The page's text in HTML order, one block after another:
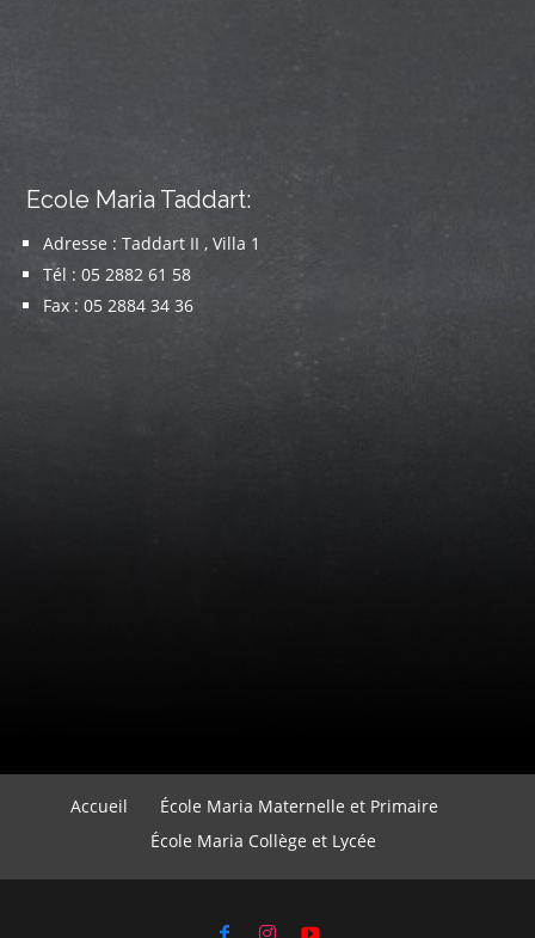
Ecole Maria Taddart:
Adresse : Taddart II , Villa 1
Tél : 05 2882 61 58
Fax : 05 2884 34 36
Accueil
École Maria Maternelle et Primaire
École Maria Collège et Lycée